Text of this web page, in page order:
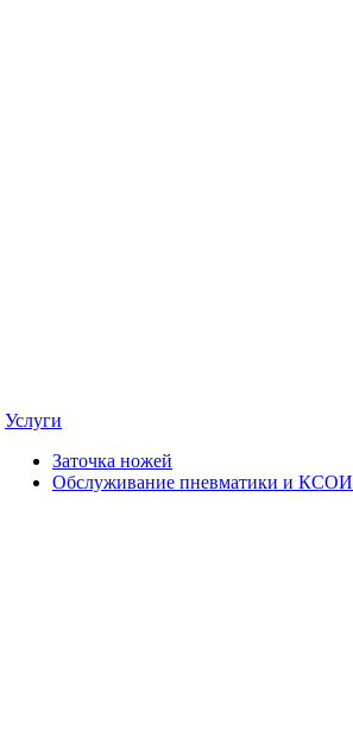
Услуги
Заточка ножей
Обслуживание пневматики и КСОИ